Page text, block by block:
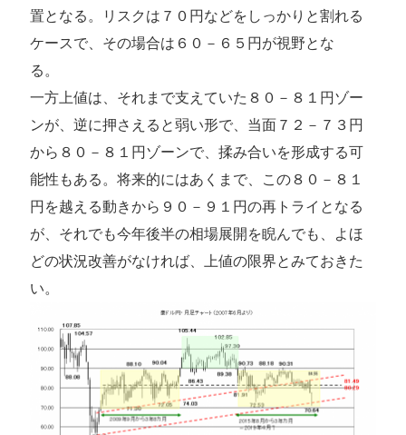
置となる。リスクは７０円などをしっかりと割れる
ケースで、その場合は６０－６５円が視野とな
る。
一方上値は、それまで支えていた８０－８１円ゾー
ンが、逆に押さえると弱い形で、当面７２－７３円
から８０－８１円ゾーンで、揉み合いを形成する可
能性もある。将来的にはあくまで、この８０－８１
円を越える動きから９０－９１円の再トライとなる
が、それでも今年後半の相場展開を睨んでも、よほ
どの状況改善がなければ、上値の限界とみておきた
い。